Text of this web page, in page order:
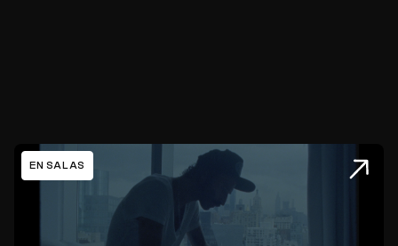
EN SALAS
Hasta que me quede sin voz